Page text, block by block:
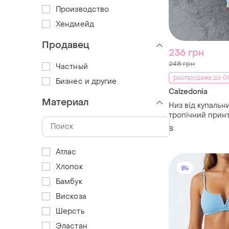
236 грн
248 грн
распродажа до
Calzedonia
Низ від
тропічний
безшовні
S
Производство
Хендмейд
Продавец
Частный
Бизнес и другие
Материал
Атлас
Хлопок
Бамбук
Вискоза
Шерсть
Эластан